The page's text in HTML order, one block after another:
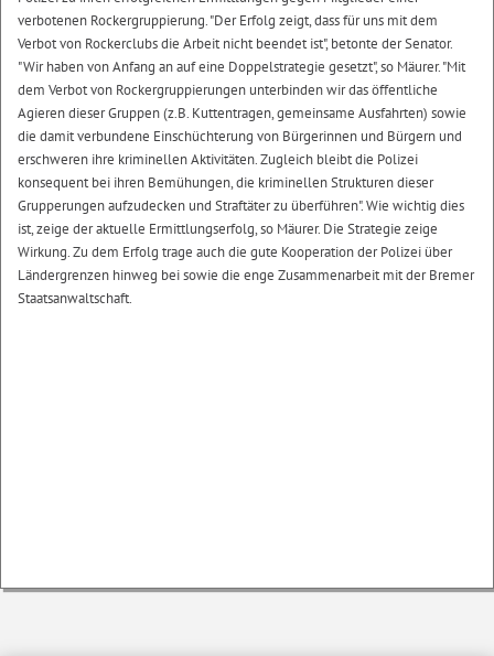
verbotenen Rockergruppierung. "Der Erfolg zeigt, dass für uns mit dem
Verbot von Rockerclubs die Arbeit nicht beendet ist", betonte der Senator.
"Wir haben von Anfang an auf eine Doppelstrategie gesetzt", so Mäurer. "Mit
dem Verbot von Rockergruppierungen unterbinden wir das öffentliche
Agieren dieser Gruppen (z.B. Kuttentragen, gemeinsame Ausfahrten) sowie
die damit verbundene Einschüchterung von Bürgerinnen und Bürgern und
erschweren ihre kriminellen Aktivitäten. Zugleich bleibt die Polizei
konsequent bei ihren Bemühungen, die kriminellen Strukturen dieser
Grupperungen aufzudecken und Straftäter zu überführen". Wie wichtig dies
ist, zeige der aktuelle Ermittlungserfolg, so Mäurer. Die Strategie zeige
Wirkung. Zu dem Erfolg trage auch die gute Kooperation der Polizei über
Ländergrenzen hinweg bei sowie die enge Zusammenarbeit mit der Bremer
Staatsanwaltschaft.